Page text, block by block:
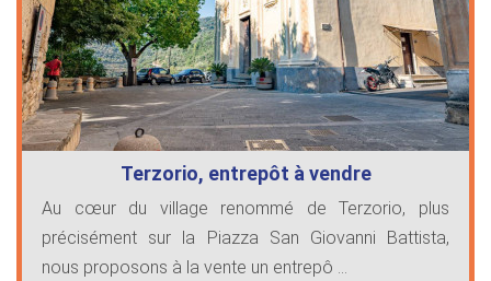
Terzorio, entrepôt à vendre
Au cœur du village renommé de Terzorio, plus
précisément sur la Piazza San Giovanni Battista,
nous proposons à la vente un entrepô ...